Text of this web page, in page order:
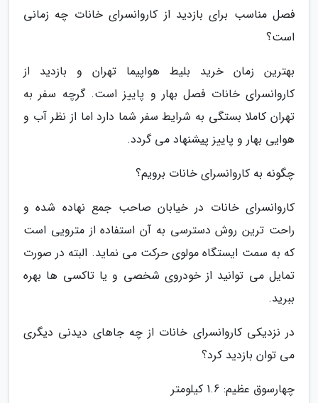
فصل مناسب برای بازدید از کاروانسرای خانات چه زمانی
است؟
بهترین زمان خرید بلیط هواپیما تهران و بازدید از
کاروانسرای خانات فصل بهار و پاییز است. گرچه سفر به
تهران کاملا بستگی به شرایط سفر شما دارد اما از نظر آب و
هوایی بهار و پاییز پیشنهاد می گردد.
چگونه به کاروانسرای خانات برویم؟
کاروانسرای خانات در خیابان صاحب جمع نهاده شده و
راحت ترین روش دسترسی به آن استفاده از مترویی است
که به سمت ایستگاه مولوی حرکت می نماید. البته در صورت
تمایل می توانید از خودروی شخصی و یا تاکسی ها بهره
ببرید.
در نزدیکی کاروانسرای خانات از چه جاهای دیدنی دیگری
می توان بازدید کرد؟
چهارسوق عظیم: 1.6 کیلومتر